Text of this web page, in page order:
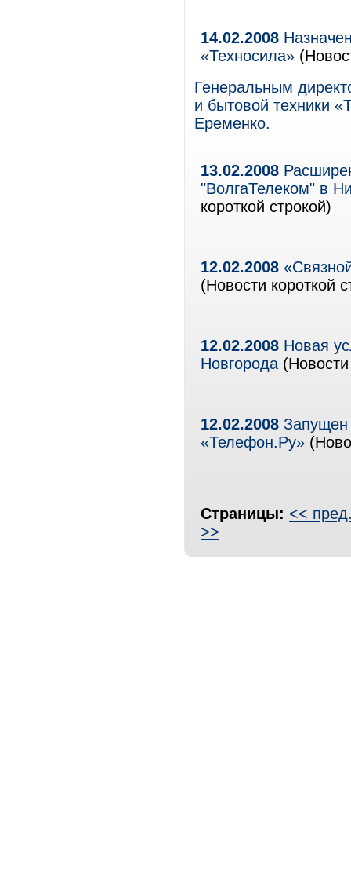
14.02.2008
«Техносила»
Генеральным
и бытовой техники
Еременко.
13.02.2008
"ВолгаТелеком" в
короткой строкой)
12.02.2008
(Новости короткой
12.02.2008 Новая
Новгорода (Новости
12.02.2008
«Телефон.Ру»
Страницы: <<
>>